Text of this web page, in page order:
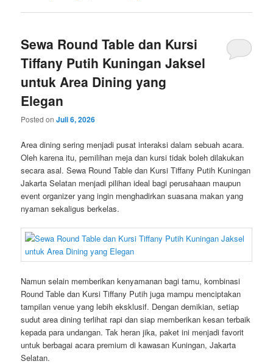
Sewa Round Table dan Kursi
Tiffany Putih Kuningan Jaksel
untuk Area Dining yang
Elegan
Posted onJuli 6, 2026
Area dining sering menjadi pusat interaksi dalam sebuah acara.
Oleh karena itu, pemilihan meja dan kursi tidak boleh dilakukan
secara asal. Sewa Round Table dan Kursi Tiffany Putih Kuningan
Jakarta Selatan menjadi pilihan ideal bagi perusahaan maupun
event organizer yang ingin menghadirkan suasana makan yang
nyaman sekaligus berkelas.
Namun selain memberikan kenyamanan bagi tamu, kombinasi
Round Table dan Kursi Tiffany Putih juga mampu menciptakan
tampilan venue yang lebih eksklusif. Dengan demikian, setiap
sudut area dining terlihat rapi dan siap memberikan kesan terbaik
kepada para undangan. Tak heran jika, paket ini menjadi favorit
untuk berbagai acara premium di kawasan Kuningan, Jakarta
Selatan.